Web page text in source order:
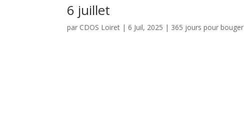
6 juillet
par CDOS Loiret |6 Juil, 2025 | 365 jours pour bouger